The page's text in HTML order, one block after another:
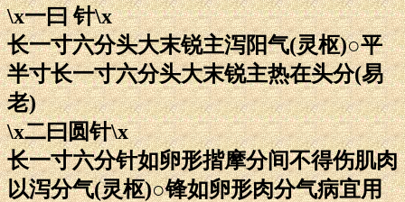
\x一曰 针\x
长一寸六分头大末锐主泻阳气(灵枢)○平
半寸长一寸六分头大末锐主热在头分(易
老)
\x二曰圆针\x
长一寸六分针如卵形揩摩分间不得伤肌肉
以泻分气(灵枢)○锋如卵形肉分气病宜用